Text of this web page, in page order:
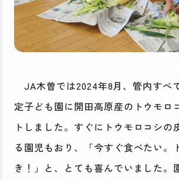
JA木曽では2024年8月、管内すべ
定子ども園に開田高原産のトウモロ
トしました。すぐにトウモロコシの
る園児もおり、「今すぐ食べたい。
き！」と、とても喜んでいました。